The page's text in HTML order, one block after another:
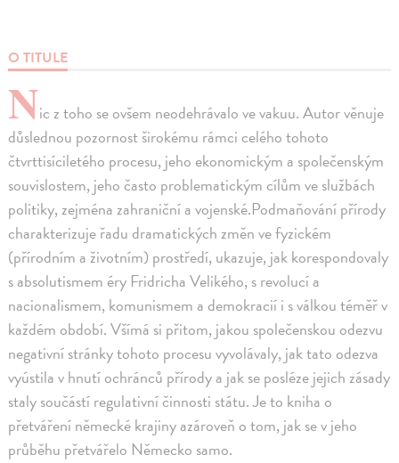
O TITULE
Nic z toho se ovšem neodehrávalo ve vakuu. Autor věnuje
důslednou pozornost širokému rámci celého tohoto
čtvrttisíciletého procesu, jeho ekonomickým a společenským
souvislostem, jeho často problematickým cílům ve službách
politiky, zejména zahraniční a vojenské.Podmaňování přírody
charakterizuje řadu dramatických změn ve fyzickém
(přírodním a životním) prostředí, ukazuje, jak korespondovaly
s absolutismem éry Fridricha Velikého, s revolucí a
nacionalismem, komunismem a demokracií i s válkou téměř v
každém období. Všímá si přitom, jakou společenskou odezvu
negativní stránky tohoto procesu vyvolávaly, jak tato odezva
vyústila v hnutí ochránců přírody a jak se posléze jejich zásady
staly součástí regulativní činnosti státu. Je to kniha o
přetváření německé krajiny azároveň o tom, jak se v jeho
průběhu přetvářelo Německo samo.